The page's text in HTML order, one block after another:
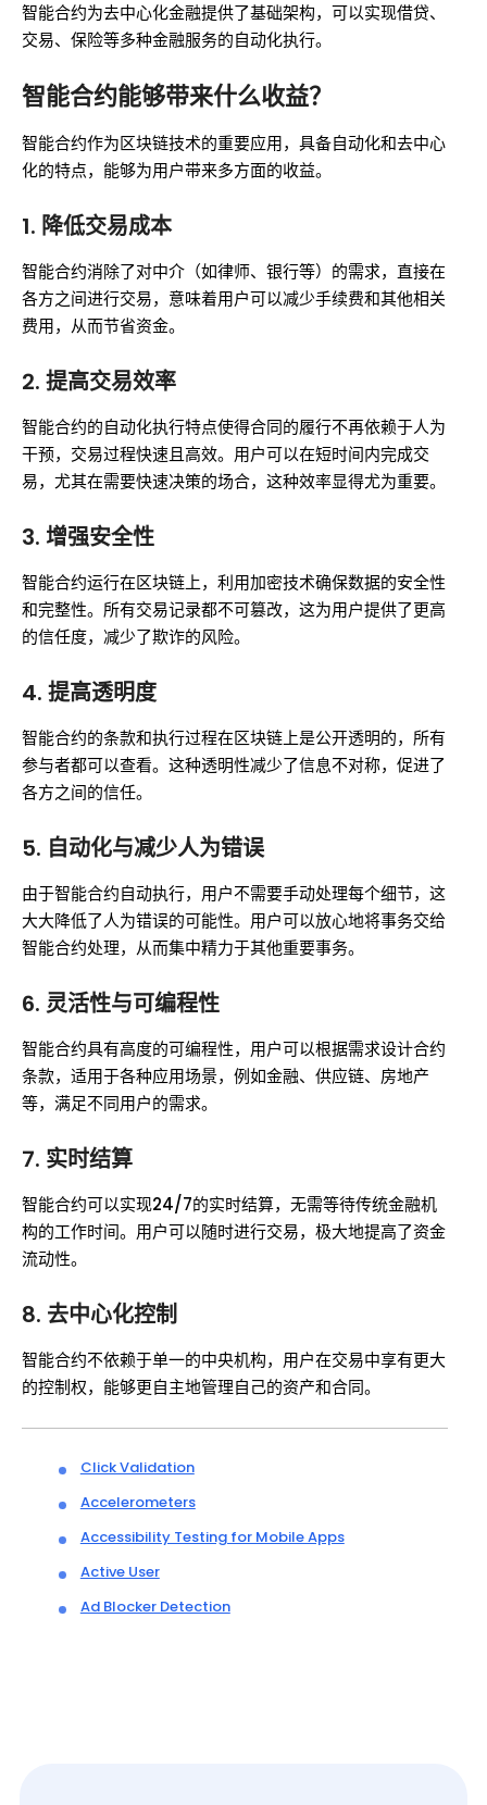
智能合约为去中心化金融提供了基础架构，可以实现借贷、
交易、保险等多种金融服务的自动化执行。
智能合约能够带来什么收益？
智能合约作为区块链技术的重要应用，具备自动化和去中心
化的特点，能够为用户带来多方面的收益。
1. 降低交易成本
智能合约消除了对中介（如律师、银行等）的需求，直接在
各方之间进行交易，意味着用户可以减少手续费和其他相关
费用，从而节省资金。
2. 提高交易效率
智能合约的自动化执行特点使得合同的履行不再依赖于人为
干预，交易过程快速且高效。用户可以在短时间内完成交
易，尤其在需要快速决策的场合，这种效率显得尤为重要。
3. 增强安全性
智能合约运行在区块链上，利用加密技术确保数据的安全性
和完整性。所有交易记录都不可篡改，这为用户提供了更高
的信任度，减少了欺诈的风险。
4. 提高透明度
智能合约的条款和执行过程在区块链上是公开透明的，所有
参与者都可以查看。这种透明性减少了信息不对称，促进了
各方之间的信任。
5. 自动化与减少人为错误
由于智能合约自动执行，用户不需要手动处理每个细节，这
大大降低了人为错误的可能性。用户可以放心地将事务交给
智能合约处理，从而集中精力于其他重要事务。
6. 灵活性与可编程性
智能合约具有高度的可编程性，用户可以根据需求设计合约
条款，适用于各种应用场景，例如金融、供应链、房地产
等，满足不同用户的需求。
7. 实时结算
智能合约可以实现24/7的实时结算，无需等待传统金融机
构的工作时间。用户可以随时进行交易，极大地提高了资金
流动性。
8. 去中心化控制
智能合约不依赖于单一的中央机构，用户在交易中享有更大
的控制权，能够更自主地管理自己的资产和合同。
Click Validation
Accelerometers
Accessibility Testing for Mobile Apps
Active User
Ad Blocker Detection